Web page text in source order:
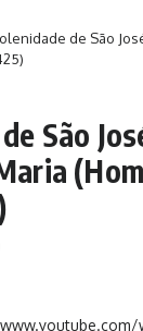
de São
São